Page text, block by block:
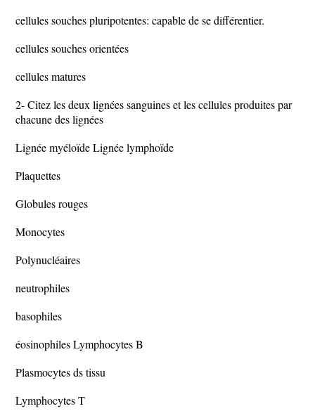
cellules souches pluripotentes: capable de se différentier.
cellules souches orientées
cellules matures
2- Citez les deux lignées sanguines et les cellules produites par
chacune des lignées
Lignée myéloïde Lignée lymphoïde
Plaquettes
Globules rouges
Monocytes
Polynucléaires
neutrophiles
basophiles
éosinophiles Lymphocytes B
Plasmocytes ds tissu
Lymphocytes T